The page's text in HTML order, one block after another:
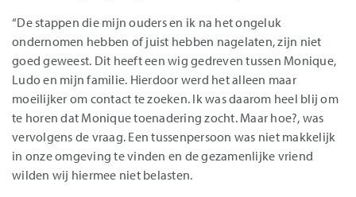
“De stappen die mijn ouders en ik na het ongeluk
ondernomen hebben of juist hebben nagelaten, zijn niet
goed geweest. Dit heeft een wig gedreven tussen Monique,
Ludo en mijn familie. Hierdoor werd het alleen maar
moeilijker om contact te zoeken. Ik was daarom heel blij om
te horen dat Monique toenadering zocht. Maar hoe?, was
vervolgens de vraag. Een tussenpersoon was niet makkelijk
in onze omgeving te vinden en de gezamenlijke vriend
wilden wij hiermee niet belasten.